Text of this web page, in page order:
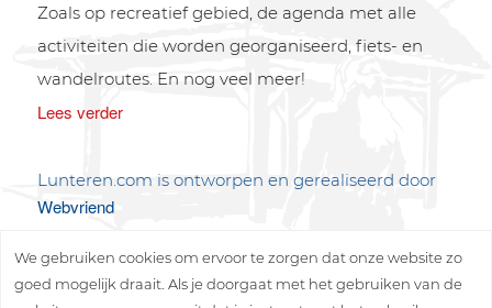
Zoals op recreatief gebied, de agenda met alle
activiteiten die worden georganiseerd, fiets- en
wandelroutes. En nog veel meer!
Lees verder
Lunteren.com is ontworpen en gerealiseerd door
Webvriend
We gebruiken cookies om ervoor te zorgen dat onze website zo
goed mogelijk draait. Als je doorgaat met het gebruiken van de